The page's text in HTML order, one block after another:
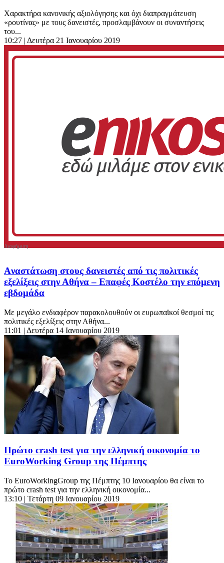
Χαρακτήρα κανονικής αξιολόγησης και όχι διαπραγμάτευση
«ρουτίνας» με τους δανειστές, προσλαμβάνουν οι συναντήσεις
του...
10:27 | Δευτέρα 21 Ιανουαρίου 2019
Aναστάτωση στους δανειστές από τις πολιτικές
εξελίξεις στην Αθήνα – Επαφές Κοστέλο την επόμενη
εβδομάδα
Με μεγάλο ενδιαφέρον παρακολουθούν οι ευρωπαϊκοί θεσμοί τις
πολιτικές εξελίξεις στην Αθήνα...
11:01 | Δευτέρα 14 Ιανουαρίου 2019
Πρώτο crash test για την ελληνική οικονομία το
EuroWorking Group της Πέμπτης
Το EuroWorkingGroup της Πέμπτης 10 Ιανουαρίου θα είναι το
πρώτο crash test για την ελληνική οικονομία...
13:10 | Τετάρτη 09 Ιανουαρίου 2019